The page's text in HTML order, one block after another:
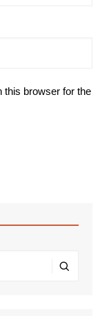
this browser for the